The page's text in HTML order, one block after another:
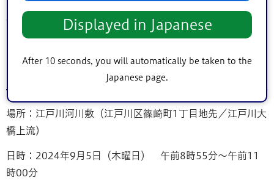
Displayed in Japanese
After 10 seconds, you will automatically be taken to the
Japanese page.
「住民訓練コーナー」では、東京消防庁が所有するVR防災
体験車を用いた災害体験や、模擬消火器を使用した初期消
火体験などを行うことができます。
第59回江戸川区総合防災訓練
場所：江戸川河川敷（江戸川区篠崎町1丁目地先／江戸川大
橋上流）
日時：2024年9月5日（木曜日） 午前8時55分～午前11
時00分